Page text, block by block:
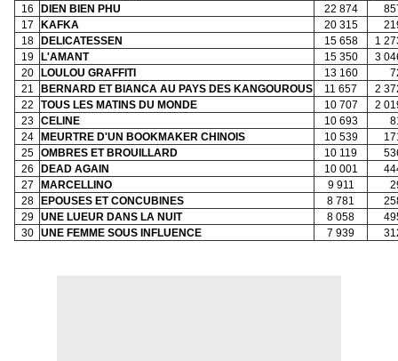
16
DIEN BIEN PHU 22 874
17
KAFKA 20 315
18
DELICATESSEN 15 658
1
19
L'AMANT 15 350
3
20
LOULOU GRAFFITI 13 160
21
BERNARD ET BIANCA AU PAYS DES KANGOUROUS 11 657
2
22
TOUS LES MATINS DU MONDE 10 707
2
23
CELINE 10 693
24
MEURTRE D'UN BOOKMAKER CHINOIS 10 539
25
OMBRES ET BROUILLARD 10 119
26
DEAD AGAIN 10 001
27
MARCELLINO 9 911
28
EPOUSES ET CONCUBINES 8 781
29
UNE LUEUR DANS LA NUIT 8 058
30
UNE FEMME SOUS INFLUENCE 7 939